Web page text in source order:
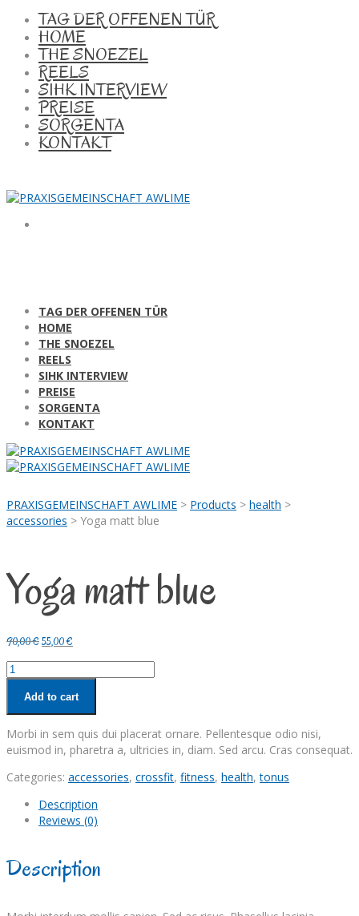
TAG DER OFFENEN TÜR
HOME
THE SNOEZEL
REELS
SIHK INTERVIEW
PREISE
SORGENTA
KONTAKT
TAG DER OFFENEN TÜR
HOME
THE SNOEZEL
REELS
SIHK INTERVIEW
PREISE
SORGENTA
KONTAKT
PRAXISGEMEINSCHAFT AWLIME > Products > health >
accessories > Yoga matt blue
Yoga matt blue
90,00€Original
90,00 €.
55,00€
Yoga
matt
blue
quantity
Add to cart
Morbi in sem quis dui placerat ornare. Pellentesque odio nisi,
euismod in, pharetra a, ultricies in, diam. Sed arcu. Cras consequat.
Categories: accessories, crossfit, fitness, health,tonus
Description
Reviews (0)
Description